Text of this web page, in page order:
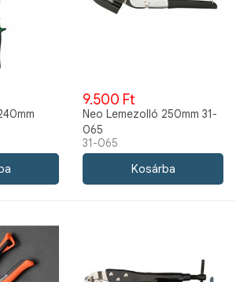
9.500 Ft
Neo Lemezolló 250mm 31-
065
31-065